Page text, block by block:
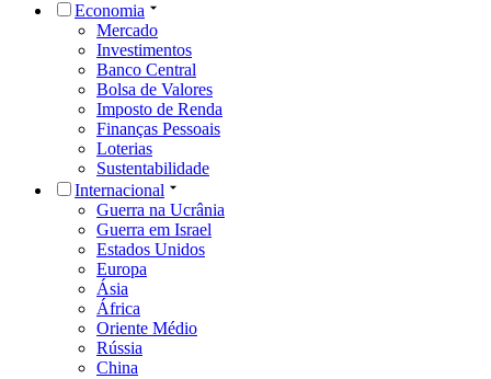
Economia
Mercado
Investimentos
Banco Central
Bolsa de Valores
Imposto de Renda
Finanças Pessoais
Loterias
Sustentabilidade
Internacional
Guerra na Ucrânia
Guerra em Israel
Estados Unidos
Europa
Ásia
África
Oriente Médio
Rússia
China